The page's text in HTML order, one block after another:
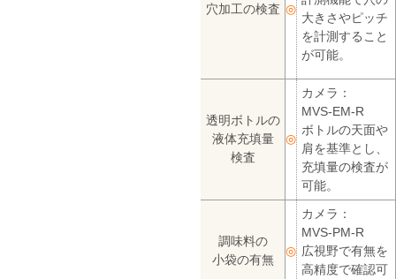
穴加工の検査 ◎
大きさやピッチ
を計測すること
が可能。
透明ボトルの
液体充填量
検査
◎
カメラ：
MVS-EM-R
ボトルの天面や
肩を基準とし、
充填量の検査が
可能。
調味料の
小袋の有無
◎
カメラ：
MVS-PM-R
広視野で有無を
高精度で確認可